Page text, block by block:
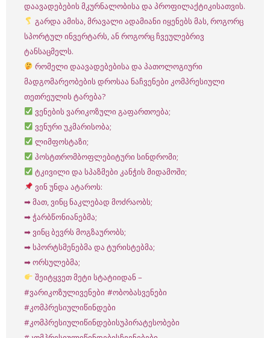
დაავადებების მკურნალობისა და პროფილაქტიკისათვის.
გარდა ამისა, მრავალი ადამიანი იყენებს მას, როგორც
სპორტულ ინვერტარს, ან როგორც ჩვეულებრივ
ტანსაცმელს.
რომელი დაავადებებისა და პათოლოგიური
მადგომარეობების დროსაა ნაჩვენები კომპრესიული
თეთრეულის ტარება?
ვენების ვარიკოზული გაფართოება;
ვენური უკმარისობა;
ლიმფოსტაზი;
პოსტთრომბოფლებიტური სინდრომი;
ტკივილი და სპაზმები კანჭის მიდამოში;
ვინ უნდა ატაროს:
➡ მათ, ვინც ნაკლებად მოძრაობს;
➡ ჭარბწონიანებმა;
➡ ვინც ბევრს მოგზაურობს;
➡ სპორტსმენებმა და ტურისტებმა;
➡ ორსულებმა;
შეიტყვეთ მეტი სტატიიდან –
#ვარიკოზულივენები #ობობასვენები
#კომპრესიულიწინდები
#კომპრესიულიწინდებისუპირატესობები